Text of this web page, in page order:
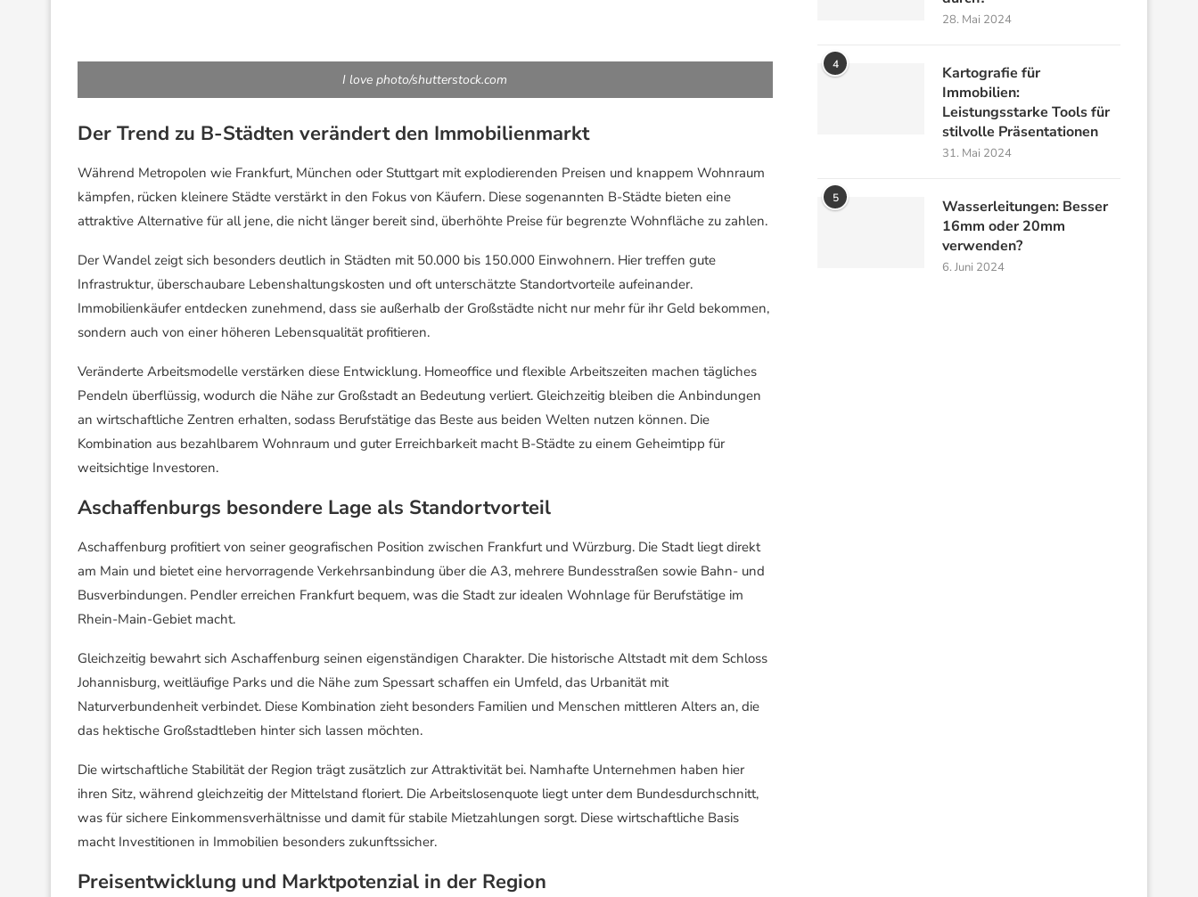
I love photo/shutterstock.com
Der Trend zu B-Städten verändert den Immobilienmarkt
Während Metropolen wie Frankfurt, München oder Stuttgart mit explodierenden Preisen und knappem Wohnraum
kämpfen, rücken kleinere Städte verstärkt in den Fokus von Käufern. Diese sogenannten B-Städte bieten eine
attraktive Alternative für all jene, die nicht länger bereit sind, überhöhte Preise für begrenzte Wohnfläche zu zahlen.
Der Wandel zeigt sich besonders deutlich in Städten mit 50.000 bis 150.000 Einwohnern. Hier treffen gute
Infrastruktur, überschaubare Lebenshaltungskosten und oft unterschätzte Standortvorteile aufeinander.
Immobilienkäufer entdecken zunehmend, dass sie außerhalb der Großstädte nicht nur mehr für ihr Geld bekommen,
sondern auch von einer höheren Lebensqualität profitieren.
Veränderte Arbeitsmodelle verstärken diese Entwicklung. Homeoffice und flexible Arbeitszeiten machen tägliches
Pendeln überflüssig, wodurch die Nähe zur Großstadt an Bedeutung verliert. Gleichzeitig bleiben die Anbindungen
an wirtschaftliche Zentren erhalten, sodass Berufstätige das Beste aus beiden Welten nutzen können. Die
Kombination aus bezahlbarem Wohnraum und guter Erreichbarkeit macht B-Städte zu einem Geheimtipp für
weitsichtige Investoren.
Aschaffenburgs besondere Lage als Standortvorteil
Aschaffenburg profitiert von seiner geografischen Position zwischen Frankfurt und Würzburg. Die Stadt liegt direkt
am Main und bietet eine hervorragende Verkehrsanbindung über die A3, mehrere Bundesstraßen sowie Bahn- und
Busverbindungen. Pendler erreichen Frankfurt bequem, was die Stadt zur idealen Wohnlage für Berufstätige im
Rhein-Main-Gebiet macht.
Gleichzeitig bewahrt sich Aschaffenburg seinen eigenständigen Charakter. Die historische Altstadt mit dem Schloss
Johannisburg, weitläufige Parks und die Nähe zum Spessart schaffen ein Umfeld, das Urbanität mit
Naturverbundenheit verbindet. Diese Kombination zieht besonders Familien und Menschen mittleren Alters an, die
das hektische Großstadtleben hinter sich lassen möchten.
Die wirtschaftliche Stabilität der Region trägt zusätzlich zur Attraktivität bei. Namhafte Unternehmen haben hier
ihren Sitz, während gleichzeitig der Mittelstand floriert. Die Arbeitslosenquote liegt unter dem Bundesdurchschnitt,
was für sichere Einkommensverhältnisse und damit für stabile Mietzahlungen sorgt. Diese wirtschaftliche Basis
macht Investitionen in Immobilien besonders zukunftssicher.
Preisentwicklung und Marktpotenzial in der Region
28. Mai 2024
4
Kartografie für
Immobilien:
Leistungsstarke Tools für
stilvolle Präsentationen
31. Mai 2024
5
Wasserleitungen: Besser
16mm oder 20mm
verwenden?
6. Juni 2024